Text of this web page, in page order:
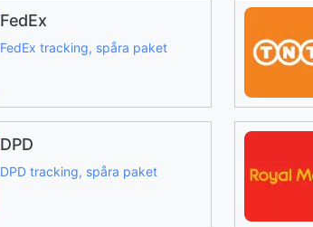
FedEx
FedEx tracking, spåra paket
DPD
DPD tracking, spåra paket